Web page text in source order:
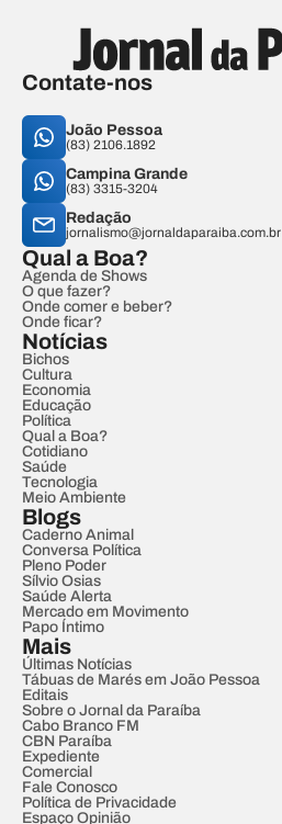
Contate-nos
João Pessoa
(83) 2106.1892
Campina Grande
(83) 3315-3204
Redação
jornalismo@jornaldaparaiba.com.br
Qual a Boa?
Agenda de Shows
O que fazer?
Onde comer e beber?
Onde ficar?
Notícias
Bichos
Cultura
Economia
Educação
Política
Qual a Boa?
Cotidiano
Saúde
Tecnologia
Meio Ambiente
Blogs
Caderno Animal
Conversa Política
Pleno Poder
Sílvio Osias
Saúde Alerta
Mercado em Movimento
Papo Íntimo
Mais
Últimas Notícias
Tábuas de Marés em João Pessoa
Editais
Sobre o Jornal da Paraíba
Cabo Branco FM
CBN Paraíba
Expediente
Comercial
Fale Conosco
Política de Privacidade
Espaço Opinião